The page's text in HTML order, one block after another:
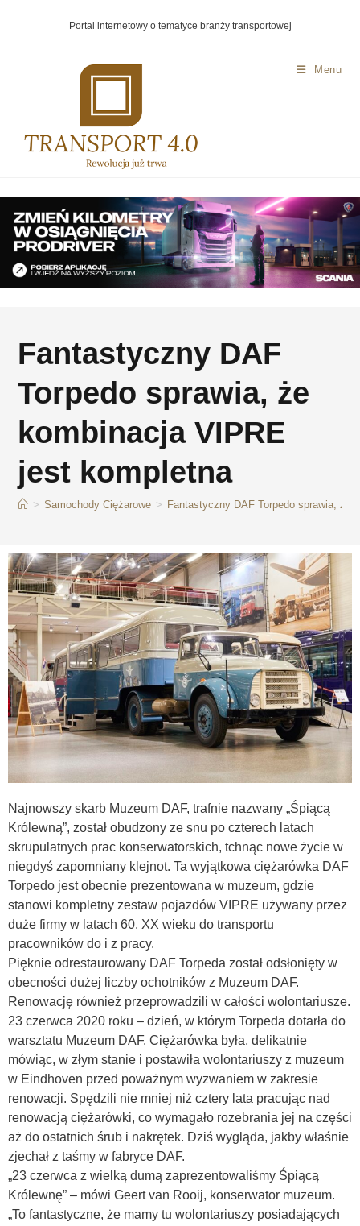
Portal internetowy o tematyce branży transportowej
Menu
Fantastyczny DAF
Torpedo sprawia, że
kombinacja VIPRE
jest kompletna
> Samochody Ciężarowe > Fantastyczny DAF Torpedo sprawia, że
Najnowszy skarb Muzeum DAF, trafnie nazwany „Śpiącą
Królewną”, został obudzony ze snu po czterech latach
skrupulatnych prac konserwatorskich, tchnąc nowe życie w
niegdyś zapomniany klejnot. Ta wyjątkowa ciężarówka DAF
Torpedo jest obecnie prezentowana w muzeum, gdzie
stanowi kompletny zestaw pojazdów VIPRE używany przez
duże firmy w latach 60. XX wieku do transportu
pracowników do i z pracy.
Pięknie odrestaurowany DAF Torpeda został odsłonięty w
obecności dużej liczby ochotników z Muzeum DAF.
Renowację również przeprowadzili w całości wolontariusze.
23 czerwca 2020 roku – dzień, w którym Torpeda dotarła do
warsztatu Muzeum DAF. Ciężarówka była, delikatnie
mówiąc, w złym stanie i postawiła wolontariuszy z muzeum
w Eindhoven przed poważnym wyzwaniem w zakresie
renowacji. Spędzili nie mniej niż cztery lata pracując nad
renowacją ciężarówki, co wymagało rozebrania jej na części
aż do ostatnich śrub i nakrętek. Dziś wygląda, jakby właśnie
zjechał z taśmy w fabryce DAF.
„23 czerwca z wielką dumą zaprezentowaliśmy Śpiącą
Królewnę” – mówi Geert van Rooij, konserwator muzeum.
„To fantastyczne, że mamy tu wolontariuszy posiadających